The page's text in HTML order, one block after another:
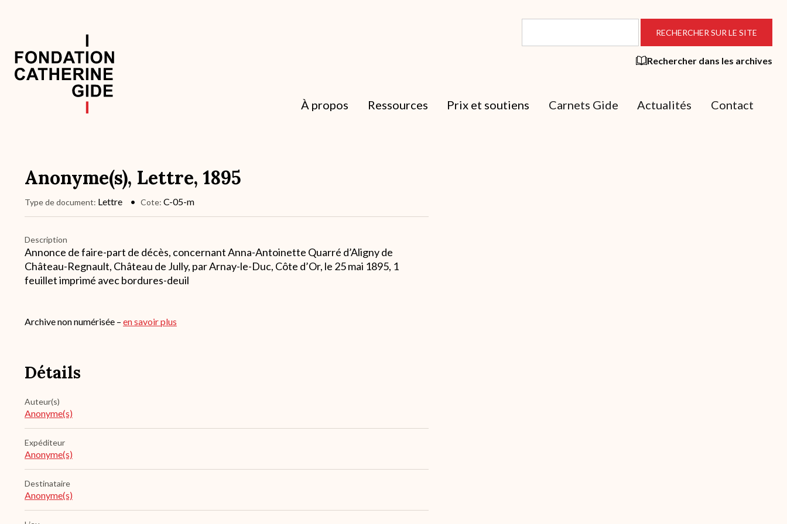
contenu
principal
Rechercher dans les archives
principale
À propos Ressources Prix et soutiens Carnets Gide Actualités Contact
Anonyme(s), Lettre, 1895
Type de document Lettre Cote C-05-m
Description
Annonce de faire-part de décès, concernant Anna-Antoinette Quarré d’Aligny de
Château-Regnault, Château de Jully, par Arnay-le-Duc, Côte d’Or, le 25 mai 1895, 1
feuillet imprimé avec bordures-deuil
Archive non numérisée – en savoir plus
Détails
Auteur(s)
Anonyme(s)
Expéditeur
Anonyme(s)
Destinataire
Anonyme(s)